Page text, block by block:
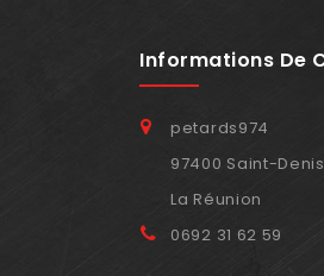
Informations De
petards974
97400 Saint-Denis
La Réunion
0692 31 62 59